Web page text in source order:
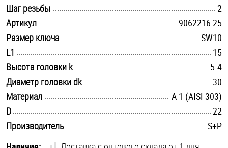
Такелаж
Хомуты
Шайбы
Шпильки
Шплинты
Штифты и пальцы
Шаг резьбы
2
Артикул
9062216 25
Размер ключа
SW10
L1
15
Высота головки k
5.4
Диаметр головки dk
30
Материал
А 1 (AISI 303)
D
22
Производитель
S+P